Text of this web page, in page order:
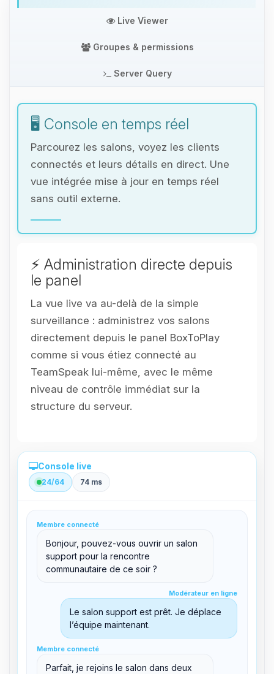
Live Viewer
Groupes & permissions
Server Query
🖥️ Console en temps réel
Parcourez les salons, voyez les clients
connectés et leurs détails en direct. Une
vue intégrée mise à jour en temps réel
sans outil externe.
⚡ Administration directe depuis
le panel
La vue live va au-delà de la simple
surveillance : administrez vos salons
directement depuis le panel BoxToPlay
comme si vous étiez connecté au
TeamSpeak lui-même, avec le même
niveau de contrôle immédiat sur la
structure du serveur.
Console live
24/64 74 ms
Membre connecté
Bonjour, pouvez-vous ouvrir un salon
support pour la rencontre
communautaire de ce soir ?
Modérateur en ligne
Le salon support est prêt. Je déplace
l’équipe maintenant.
Membre connecté
Parfait, je rejoins le salon dans deux
clid 42
Modérateur en ligne
support@boxtoplay.com
Salon principal